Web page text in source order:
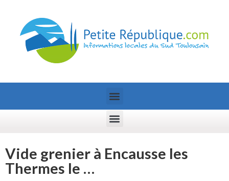
Vide grenier à Encausse les
Thermes le …